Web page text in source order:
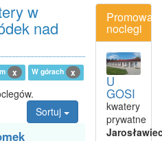
w
nad
x W górach x
Sortuj
noclegi
U
GOSI
kwatery
prywatne